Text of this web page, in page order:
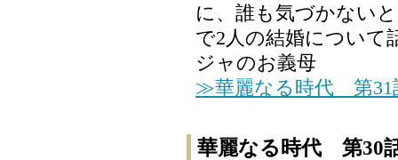
に、誰も気づかない
で2人の結婚について
ジャのお義母
≫華麗なる時代 第31
華麗なる時代 第30